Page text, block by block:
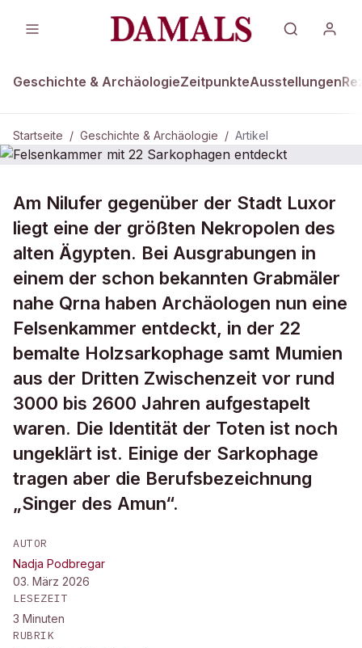
Geschichte & ArchäologieZeitpunkteAusstellungen
Startseite / Geschichte & Archäologie / Artikel
Felsenkammer mit 22 Sarkophagen
entdeckt
Am Nilufer gegenüber der Stadt Luxor
liegt eine der größten Nekropolen des
alten Ägypten. Bei Ausgrabungen in
einem der schon bekannten Grabmäler
nahe Qrna haben Archäologen nun eine
Felsenkammer entdeckt, in der 22
bemalte Holzsarkophage samt Mumien
aus der Dritten Zwischenzeit vor rund
3000 bis 2600 Jahren aufgestapelt
waren. Die Identität der Toten ist noch
ungeklärt ist. Einige der Sarkophage
tragen aber die Berufsbezeichnung
„Singer des Amun“.
AUTOR
Nadja Podbregar
03. März 2026
LESEZEIT
3 Minuten
RUBRIK